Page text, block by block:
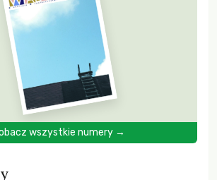
wszystkie numery →